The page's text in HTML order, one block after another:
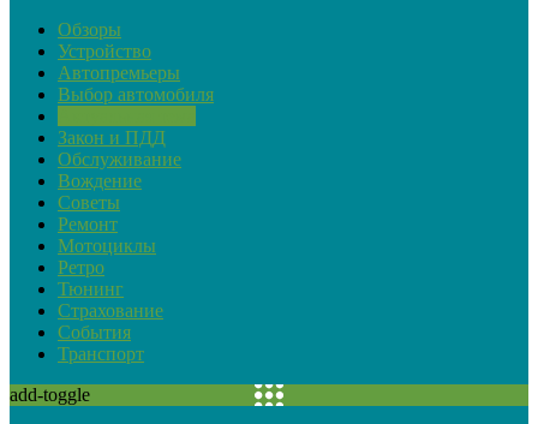
Обзоры
Устройство
Автопремьеры
Выбор автомобиля
Закон и ПДД
Обслуживание
Вождение
Советы
Ремонт
Мотоциклы
Ретро
Тюнинг
Страхование
События
Транспорт
add-toggle